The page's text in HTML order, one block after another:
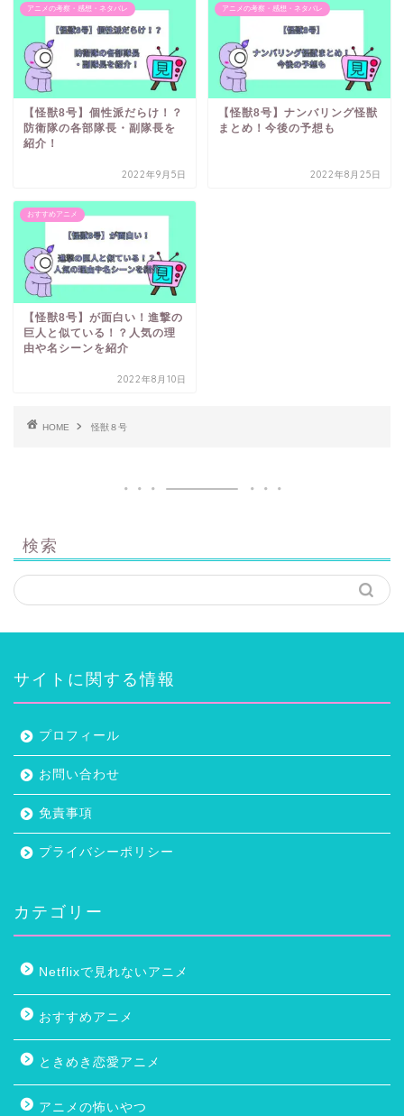
アニメの考察・感想・ネタバレ
【怪獣8号】個性派だらけ！？
防衛隊の各部隊長・副隊長を
紹介！
2022年9月5日
アニメの考察・感想・ネタバレ
【怪獣8号】ナンバリング怪獣
まとめ！今後の予想も
2022年8月25日
おすすめアニメ
【怪獣8号】が面白い！進撃の
巨人と似ている！？人気の理
由や名シーンを紹介
2022年8月10日
HOME 怪獣８号
検索
サイトに関する情報
プロフィール
お問い合わせ
免責事項
プライバシーポリシー
カテゴリー
Netflixで見れないアニメ
おすすめアニメ
ときめき恋愛アニメ
アニメの怖いやつ